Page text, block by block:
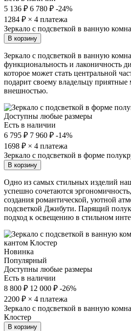
5 136 ₽ 6 780 ₽ -24%
1284 ₽ × 4 платежа
Зеркало с подсветкой в ванную
В корзину
Зеркало с подсветкой в ванную
функциональность и лаконичность
которое может стать центральной
подарит своему владельцу приятные
внешностью.
Доступны любые размеры
Есть в наличии
6 795 ₽ 7 960 ₽ -14%
1698 ₽ × 4 платежа
Зеркало с подсветкой в форме
В корзину
Одно из самых стильных изделий
успешно сочетаются
создания романтической, уютной
подсветкой Джибути. Парящий
подход к освещению в стильном
Новинка
Популярный
Доступны любые размеры
Есть в наличии
8 800 ₽ 12 000 ₽ -26%
2200 ₽ × 4 платежа
Зеркало с подсветкой в ванную
Клостер
В корзину